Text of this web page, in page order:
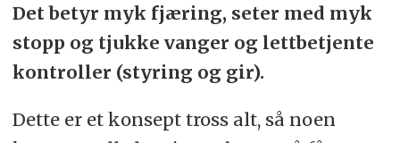
Det betyr myk fjæring, seter med myk
stopp og tjukke vanger og lettbetjente
kontroller (styring og gir).
Dette er et konsept tross alt, så noen